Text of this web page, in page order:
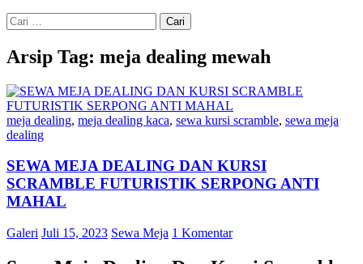
Cari
untuk:
Arsip Tag: meja dealing mewah
meja dealing, meja dealing kaca, sewa kursi scramble, sewa meja
dealing
SEWA MEJA DEALING DAN KURSI
SCRAMBLE FUTURISTIK SERPONG ANTI
MAHAL
Galeri Juli 15, 2023 Sewa Meja 1 Komentar